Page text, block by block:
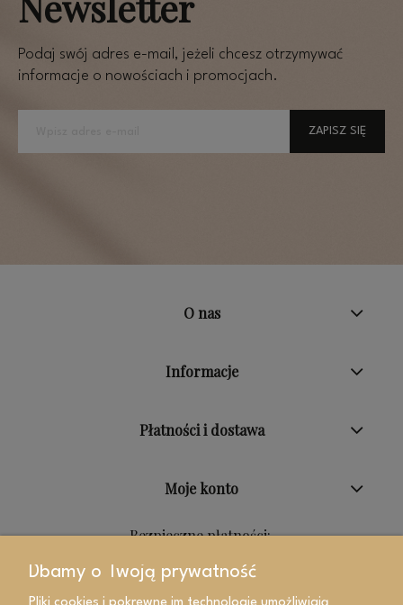
Podaj swój adres e-mail, jeżeli chcesz otrzymywać
informacje o nowościach i promocjach.
ZAPISZ SIĘ
O nas
Informacje
Płatności i dostawa
Moje konto
Bezpieczne płatności:
Dbamy o Twoją prywatność